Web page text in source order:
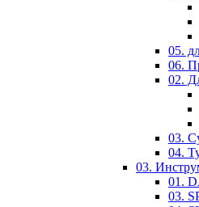
05.
06.
02.
03.
04.
03.
01.
03.